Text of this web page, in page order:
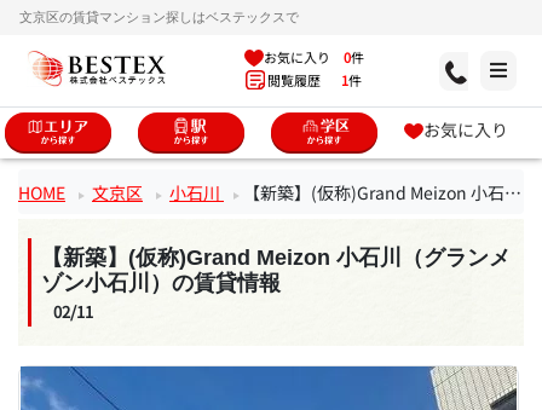
文京区の賃貸マンション探しはベステックスで
お気に入り 0件
閲覧履歴 1件
お気に入り
HOME 文京区 小石川 【新築】(仮称)Grand Meizon 小石川（グランメゾン小石川）
【新築】(仮称)Grand Meizon 小石川（グランメ
ゾン小石川）の賃貸情報
02/11